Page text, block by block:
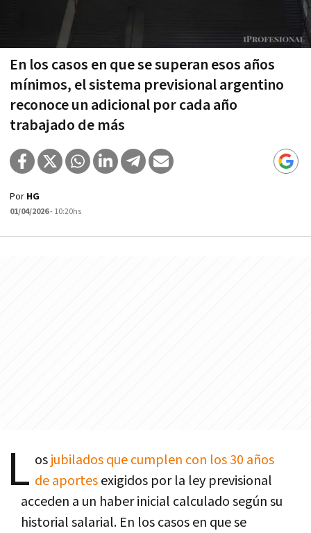
En los casos en que se superan esos años
mínimos, el sistema previsional argentino
reconoce un adicional por cada año
trabajado de más
Por HG
01/04/2026- 10:20hs
L osjubilados que cumplen con los 30 años
de aportesexigidos por la ley previsional
acceden a un haber inicial calculado según su
historial salarial. En los casos en que se